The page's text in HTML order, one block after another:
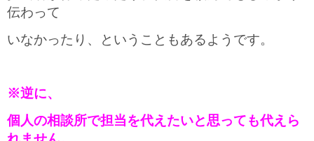
伝わって
いなかったり、ということもあるようです。
※逆に、
個人の相談所で担当を代えたいと思っても代えら